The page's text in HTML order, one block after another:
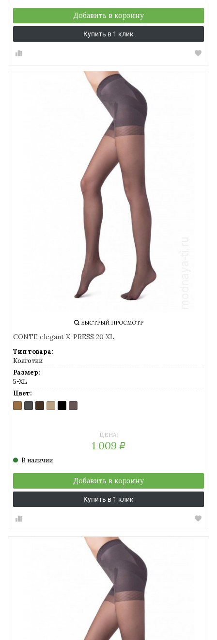
Добавить в корзину
Купить в 1 клик
БЫСТРЫЙ ПРОСМОТР
CONTE elegant X-PRESS 20 XL
Тип товара:
Колготки
Размер:
5-XL
Цвет:
BRONZ
(бронзовый)
GRAFITE
(темно-
MOCCA
(темный
NATURAL
(солнечный
NERO
(черный)
SHADE
(серо-
ЦЕНА:
1 009 Р
В наличии
Добавить в корзину
Купить в 1 клик